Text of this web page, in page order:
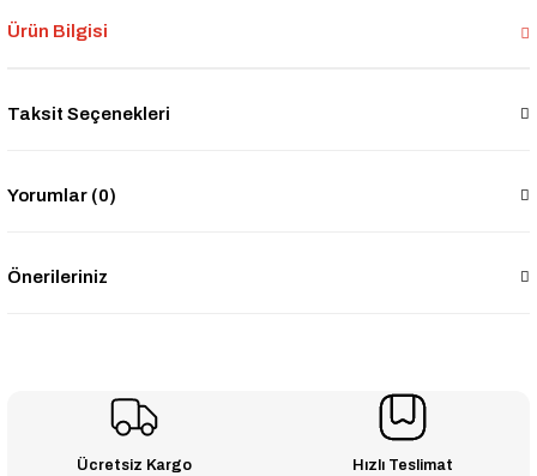
Ürün Bilgisi
Taksit Seçenekleri
Yorumlar (0)
Önerileriniz
Ücretsiz Kargo Hızlı Teslimat